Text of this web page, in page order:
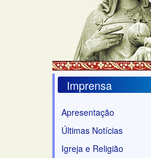
Imprensa
Apresentação
Últimas Notícias
Igreja e Religião